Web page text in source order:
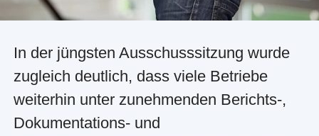
In der jüngsten Ausschusssitzung wurde
zugleich deutlich, dass viele Betriebe
weiterhin unter zunehmenden Berichts-,
Dokumentations- und